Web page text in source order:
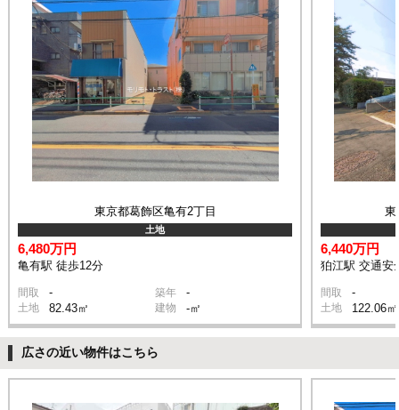
東京都葛飾区亀有2丁目
土地
6,480万円
亀有駅 徒歩12分
間取 - 築年 -
土地 82.43㎡ 建物 -㎡
東
6,440万円
狛江駅 交通安
間取 -
土地 122.06㎡
広さの近い物件はこちら